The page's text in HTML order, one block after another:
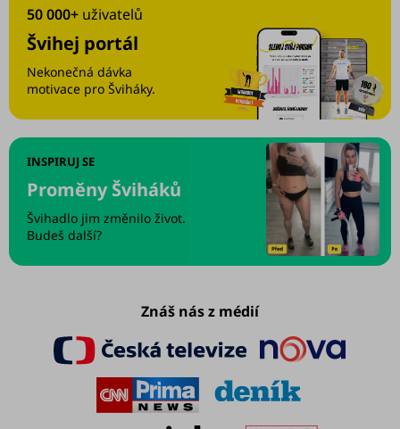
50 000+ uživatelů
Švihej portál
Nekonečná dávka
motivace pro Šviháky.
INSPIRUJ SE
Proměny Šviháků
Švihadlo jim změnilo život.
Budeš další?
Znáš nás z médií